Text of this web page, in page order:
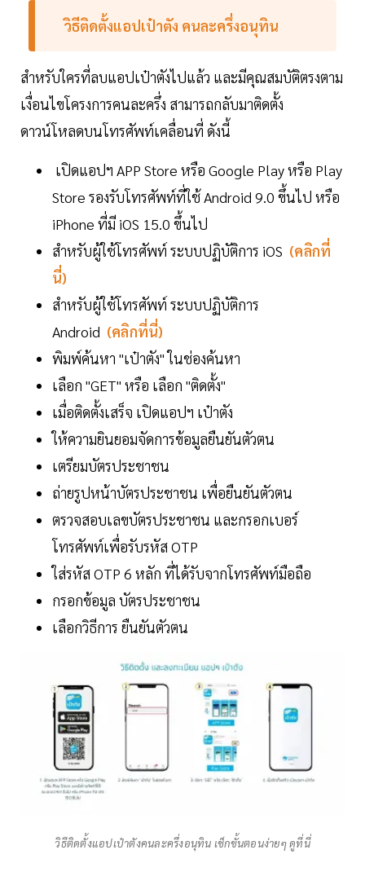
วิธีติดตั้งแอปเป๋าตัง คนละครึ่งอนุทิน
สำหรับใครที่ลบแอปเป๋าตังไปแล้ว และมีคุณสมบัติตรงตาม
เงื่อนไขโครงการคนละครึ่ง สามารถกลับมาติดตั้ง
ดาวน์โหลดบนโทรศัพท์เคลื่อนที่ ดังนี้
เปิดแอปฯ APP Store หรือ Google Play หรือ Play
Store รองรับโทรศัพท์ที่ใช้ Android 9.0 ขึ้นไป หรือ
iPhone ที่มี iOS 15.0 ขึ้นไป
สำหรับผู้ใช้โทรศัพท์ ระบบปฏิบัติการ iOS (คลิกที่
นี่)
สำหรับผู้ใช้โทรศัพท์ ระบบปฏิบัติการ
Android (คลิกที่นี่)
พิมพ์ค้นหา "เป๋าตัง" ในช่องค้นหา
เลือก "GET" หรือ เลือก "ติดตั้ง"
เมื่อติดตั้งเสร็จ เปิดแอปฯ เป๋าตัง
ให้ความยินยอมจัดการข้อมูลยืนยันตัวตน
เตรียมบัตรประชาชน
ถ่ายรูปหน้าบัตรประชาชน เพื่อยืนยันตัวตน
ตรวจสอบเลขบัตรประชาชน และกรอกเบอร์
โทรศัพท์เพื่อรับรหัส OTP
ใส่รหัส OTP 6 หลัก ที่ได้รับจากโทรศัพท์มือถือ
กรอกข้อมูล บัตรประชาชน
เลือกวิธีการ ยืนยันตัวตน
วิธีติดตั้งแอปเป๋าตังคนละครึ่งอนุทิน เช็กขั้นตอนง่ายๆ ดูที่นี่